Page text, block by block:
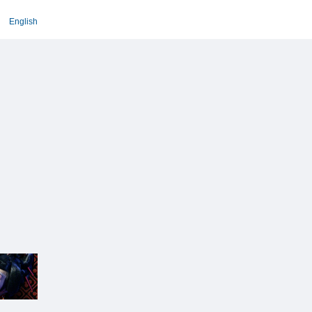
English